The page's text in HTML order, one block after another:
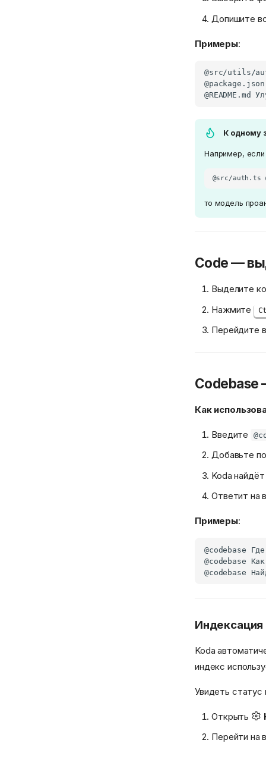
Допишите
Примеры:
К одному
Например, если
то модель
Code —
Выделите
Нажмите
Перейдите
Codebase
Как
Введите
Добавьте
Koda
Ответит на
Примеры:
Koda
индекс
Увидеть
Открыть
Перейти на